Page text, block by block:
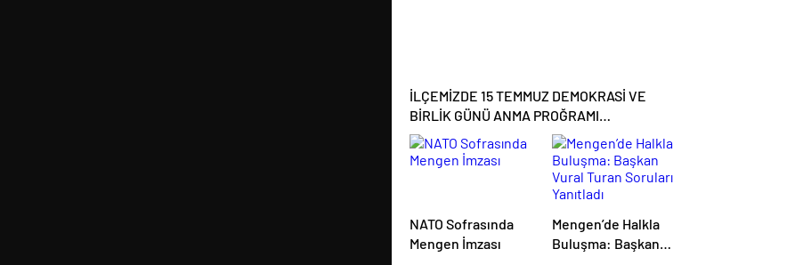
İLÇEMİZDE 15 TEMMUZ DEMOKRASİ VE
BİRLİK GÜNÜ ANMA PROĞRAMI
DÜZENLENDİ
NATO Sofrasında
Mengen İmzası
Mengen’de Halkla
Buluşma: Başkan